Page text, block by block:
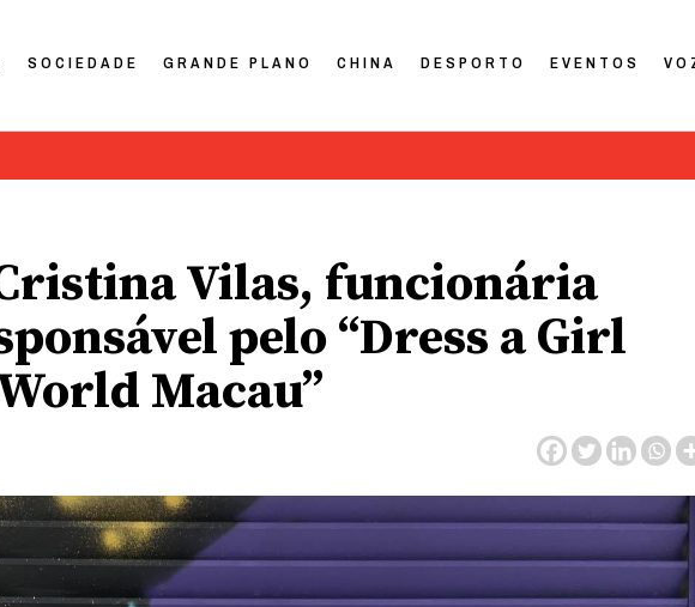
SOCIEDADE GRANDE PLANO CHINA DESPORTO EVENTOS
Vilas, funcionária
pelo “Dress a Girl
Macau”